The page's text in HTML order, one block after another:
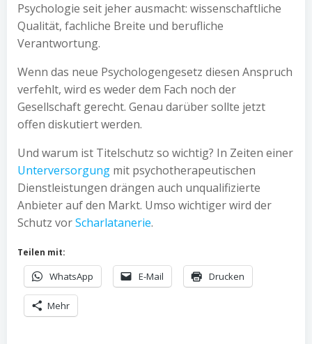
Psychologie seit jeher ausmacht: wissenschaftliche
Qualität, fachliche Breite und berufliche
Verantwortung.
Wenn das neue Psychologengesetz diesen Anspruch
verfehlt, wird es weder dem Fach noch der
Gesellschaft gerecht. Genau darüber sollte jetzt
offen diskutiert werden.
Und warum ist Titelschutz so wichtig? In Zeiten einer
Unterversorgung mit psychotherapeutischen
Dienstleistungen drängen auch unqualifizierte
Anbieter auf den Markt. Umso wichtiger wird der
Schutz vorScharlatanerie.
Teilen mit:
WhatsApp E-Mail Drucken
Mehr